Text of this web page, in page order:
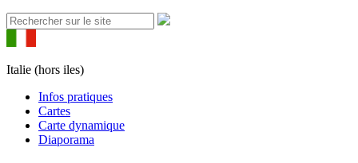
Italie (hors iles)
Infos pratiques
Cartes
Carte dynamique
Diaporama